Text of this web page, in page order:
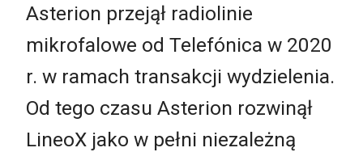
Asterion przejął radiolinie
mikrofalowe od Telefónica w 2020
r. w ramach transakcji wydzielenia.
Od tego czasu Asterion rozwinął
LineoX jako w pełni niezależną